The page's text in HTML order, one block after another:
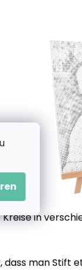
in
dass man Stift